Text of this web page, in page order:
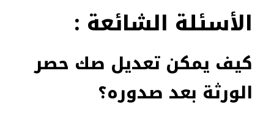
الأسئلة الشائعة :
كيف يمكن تعديل صك حصر
الورثة بعد صدوره؟